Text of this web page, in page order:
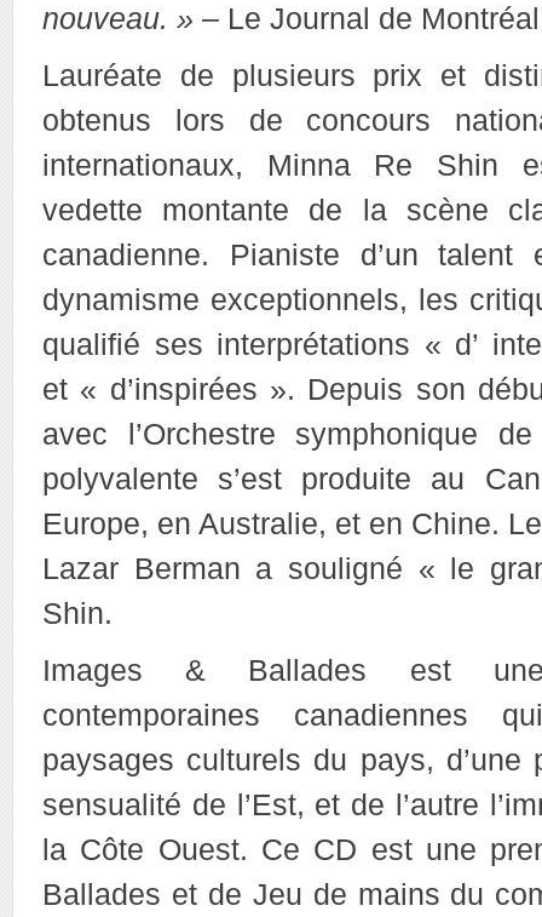
nouveau. » – Le Journal de Montréal
Lauréate de plusieurs prix et
obtenus lors de concours
internationaux, Minna Re Shin
vedette montante de la scène
canadienne. Pianiste d’un talent
dynamisme exceptionnels, les
qualifié ses interprétations « d’
et « d’inspirées ». Depuis son
avec l’Orchestre symphonique
polyvalente s’est produite au
Europe, en Australie, et en Chine.
Lazar Berman a souligné « le
Shin.
Images & Ballades est une
contemporaines canadiennes
paysages culturels du pays,
sensualité de l’Est, et de l’autre
la Côte Ouest. Ce CD est une
Ballades et de Jeu de mains du